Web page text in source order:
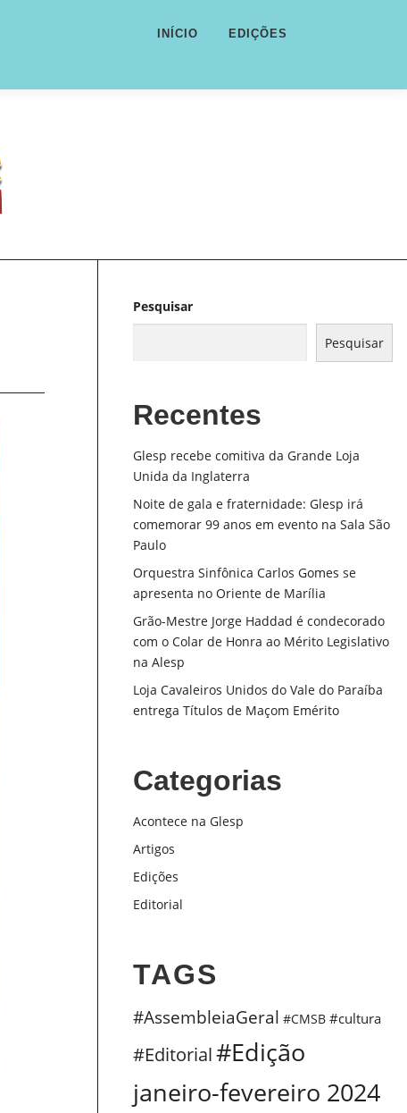
INÍCIO EDIÇÕES
Pesquisar
Pesquisar
Recentes
Glesp recebe comitiva da Grande Loja
Unida da Inglaterra
Noite de gala e fraternidade: Glesp irá
comemorar 99 anos em evento na Sala São
Paulo
Orquestra Sinfônica Carlos Gomes se
apresenta no Oriente de Marília
Grão-Mestre Jorge Haddad é condecorado
com o Colar de Honra ao Mérito Legislativo
na Alesp
Loja Cavaleiros Unidos do Vale do Paraíba
entrega Títulos de Maçom Emérito
Categorias
Acontece na Glesp
Artigos
Edições
Editorial
TAGS
#AssembleiaGeral #CMSB #cultura
#Editorial#Edição
janeiro-fevereiro 2024